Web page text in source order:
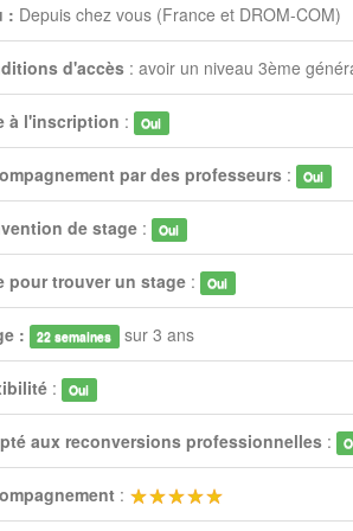
: Depuis chez vous (France et DROM-COM)
d'accès : avoir un niveau 3ème
à l'inscription : Oui
par des professeurs : Oui
de stage : Oui
pour trouver un stage : Oui
: 22 semaines sur 3 ans
: Oui
aux reconversions professionnelles :
: